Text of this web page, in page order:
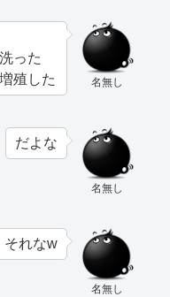
名無し
った
殖した
名無し
だよな
名無し
それなw